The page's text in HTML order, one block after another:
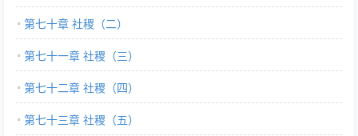
第七十章 社稷（二）
第七十一章 社稷（三）
第七十二章 社稷（四）
第七十三章 社稷（五）